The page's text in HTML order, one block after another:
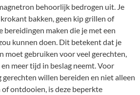
behoorlijk bedrogen uit. Je
bakken, geen kip grillen of
bereidingen maken die je met een
kunnen doen. Dit betekent dat je
moet gebruiken voor veel gerechten,
meer tijd in beslag neemt. Voor
gerechten willen bereiden en niet alleen
ontdooien, is deze beperkte